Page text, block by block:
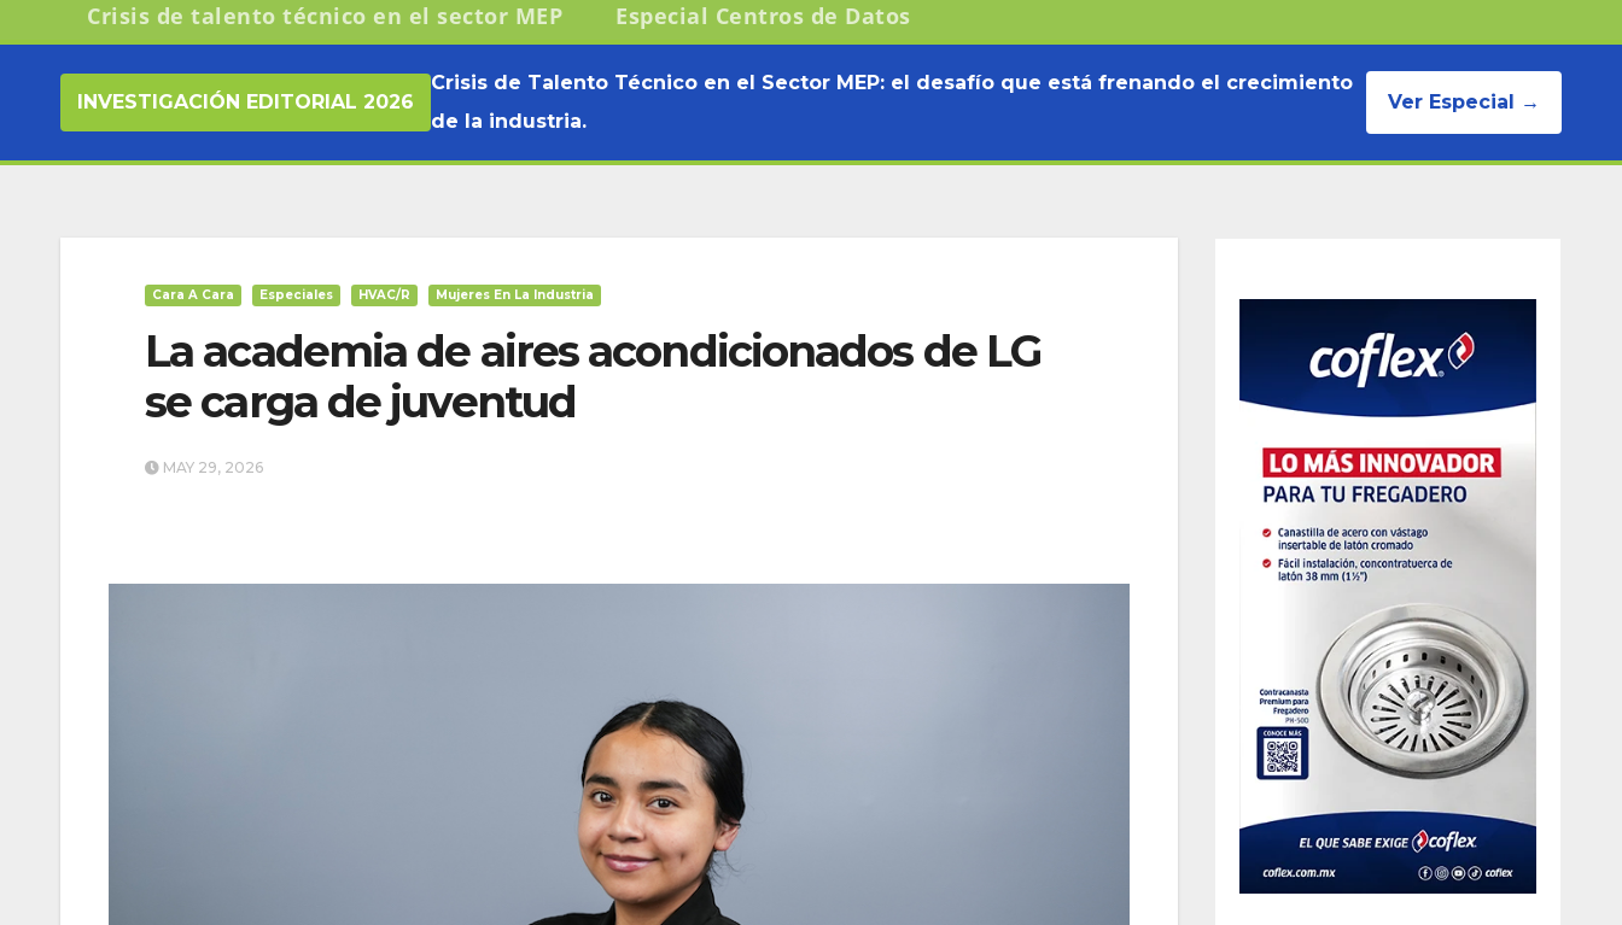
Crisis de talento técnico en el sector MEP
Especial Centros de Datos
INVESTIGACIÓN EDITORIAL 2026
Crisis de Talento Técnico en el Sector MEP: el desafío que está frenando el crecimiento
de la industria.
Ver Especial →
Cara A Cara Especiales HVAC/R Mujeres En La Industria
La academia de aires acondicionados de LG
se carga de juventud
MAY 29, 2026